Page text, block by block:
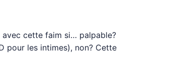
avec cette faim si… palpable?
pour les intimes), non? Cette